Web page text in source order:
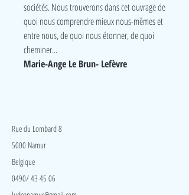
sociétés. Nous trouverons dans cet ouvrage de
quoi nous comprendre mieux nous-mêmes et
entre nous, de quoi nous étonner, de quoi
cheminer...
Marie-Ange Le Brun- Lefèvre
Rue du Lombard 8
5000 Namur
Belgique
0490/ 43 45 06